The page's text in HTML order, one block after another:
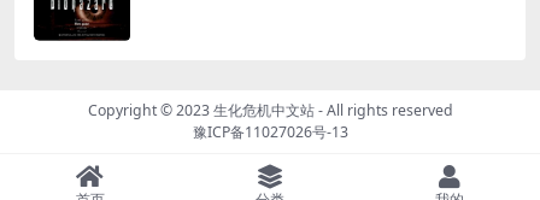
Copyright © 2023生化危机中文站- All rights reserved
豫ICP备11027026号-13